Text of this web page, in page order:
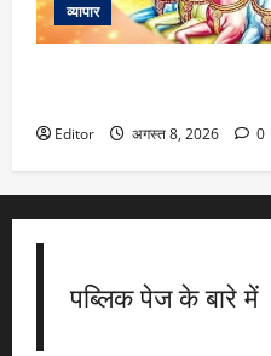
व्यापार
Editor अगस्त 8, 2026 0
पब्लिक पेज के बारे में